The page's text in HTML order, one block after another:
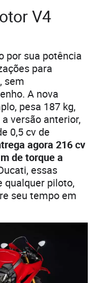
V4
por sua potência
para
sem
A nova
pesa 187 kg,
versão anterior,
0,5 cv de
agora 216 cv
de torque a
essas
qualquer piloto,
seu tempo em